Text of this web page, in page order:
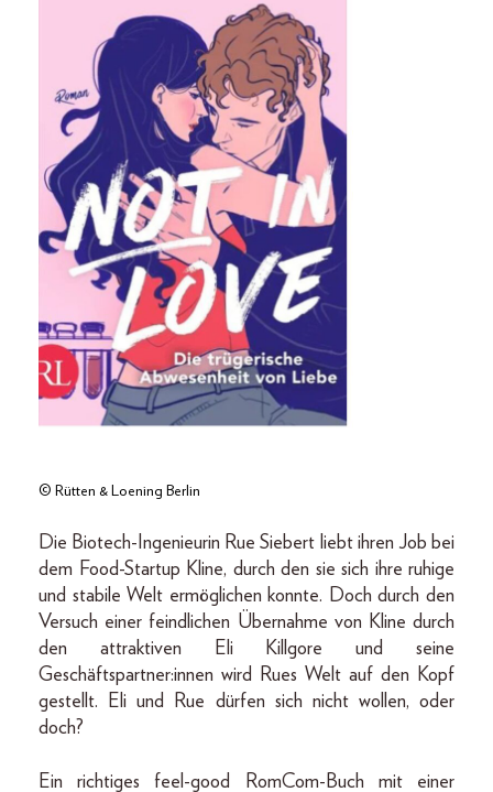
© Rütten & Loening Berlin
Die Biotech-Ingenieurin Rue Siebert liebt ihren Job bei
dem Food-Startup Kline, durch den sie sich ihre ruhige
und stabile Welt ermöglichen konnte. Doch durch den
Versuch einer feindlichen Übernahme von Kline durch
den attraktiven Eli Killgore und seine
Geschäftspartner:innen wird Rues Welt auf den Kopf
gestellt. Eli und Rue dürfen sich nicht wollen, oder
doch?
Ein richtiges feel-good RomCom-Buch mit einer